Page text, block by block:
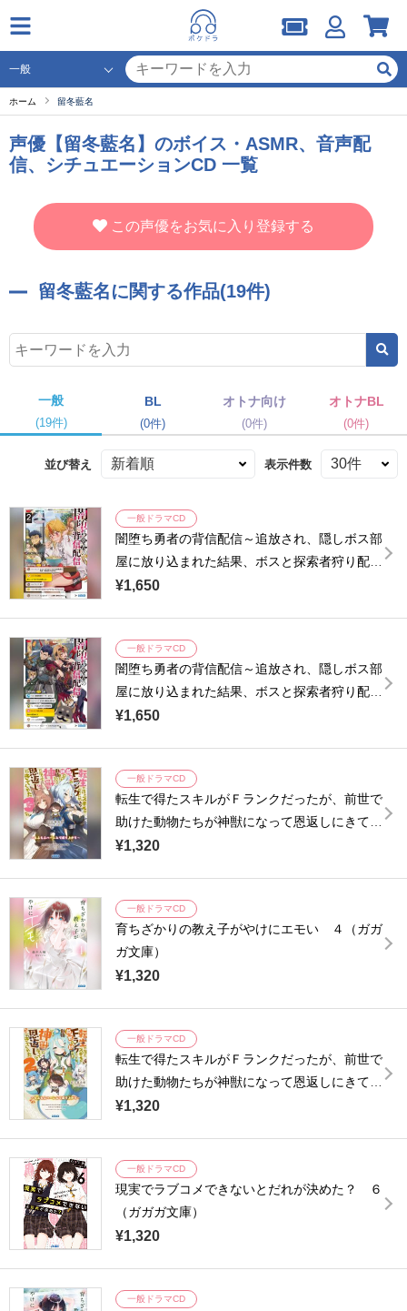
ホーム 留冬藍名
声優【留冬藍名】のボイス・ASMR、音声配
信、シチュエーションCD 一覧
この声優をお気に入り登録する
留冬藍名に関する作品(19件)
一般
(19件)
BL
(0件)
オトナ向け
(0件)
オトナBL
(0件)
並び替え 表示件数
一般ドラマCD
闇堕ち勇者の背信配信～追放され、隠しボス部
屋に放り込まれた結果、ボスと探索者狩り配信
を始める～ ２（ガガガ文庫）
¥1,650
一般ドラマCD
闇堕ち勇者の背信配信～追放され、隠しボス部
屋に放り込まれた結果、ボスと探索者狩り配信
を始める～（ガガガ文庫）
¥1,650
一般ドラマCD
転生で得たスキルがＦランクだったが、前世で
助けた動物たちが神獣になって恩返しにきてく
れた ３ ～もふもふハーレムで成り上がり～
¥1,320
一般ドラマCD
育ちざかりの教え子がやけにエモい ４（ガガ
ガ文庫）
¥1,320
一般ドラマCD
転生で得たスキルがＦランクだったが、前世で
助けた動物たちが神獣になって恩返しにきてく
れた ２ ～もふもふハーレムで成り上がり～
¥1,320
一般ドラマCD
現実でラブコメできないとだれが決めた？ ６
（ガガガ文庫）
¥1,320
一般ドラマCD